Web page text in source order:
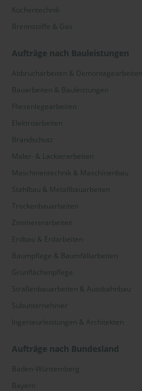
Küchentechnik
Brennstoffe & Gas
Aufträge nach Bauleistungen
Abbrucharbeiten & Demontagearbeiten
Bauarbeiten & Bauleistungen
Fliesenlegearbeiten
Elektroarbeiten
Brandschutz
Maler- & Lackierarbeiten
Maschinentechnik & Maschinenbau
Stahlbau & Metallbauarbeiten
Trockenbauarbeiten
Zimmererarbeiten
Erdbau & Erdarbeiten
Baumpflege & Baumfällarbeiten
Grünflächenpflege
Straßenbauarbeiten & Autobahnbau
Subunternehmer
Ingenieurleistungen & Architekten
Aufträge nach Bundesland
Baden-Württemberg
Bayern